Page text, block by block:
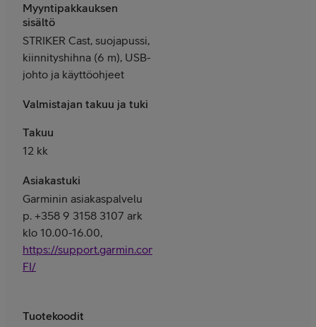
Myyntipakkauksen
sisältö
STRIKER Cast, suojapussi,
kiinnityshihna (6 m), USB-
johto ja käyttöohjeet
Valmistajan takuu ja tuki
Takuu
12 kk
Asiakastuki
Garminin asiakaspalvelu
p. +358 9 3158 3107 ark
klo 10.00-16.00,
https://support.garmin.com/fi-
FI/
Tuotekoodit